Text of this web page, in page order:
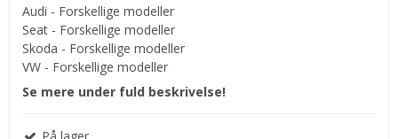
Audi - Forskellige modeller
Seat - Forskellige modeller
Skoda - Forskellige modeller
VW - Forskellige modeller
Se mere under fuld beskrivelse!